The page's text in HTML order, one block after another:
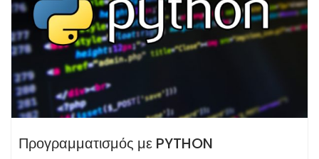
Προγραμματισμός με PYTHON